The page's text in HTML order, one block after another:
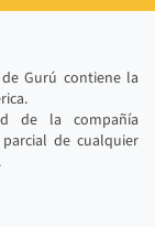
Gurú contiene la
de la compañía
de cualquier